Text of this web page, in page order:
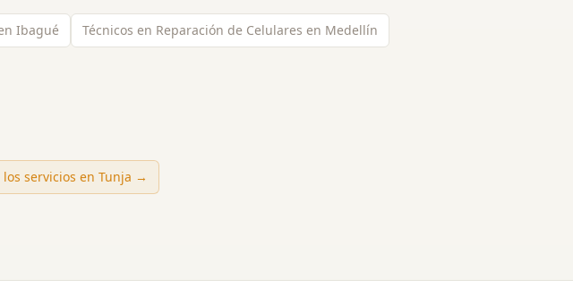
Ibagué
Técnicos en Reparación de Celulares en Medellín
los servicios en Tunja →